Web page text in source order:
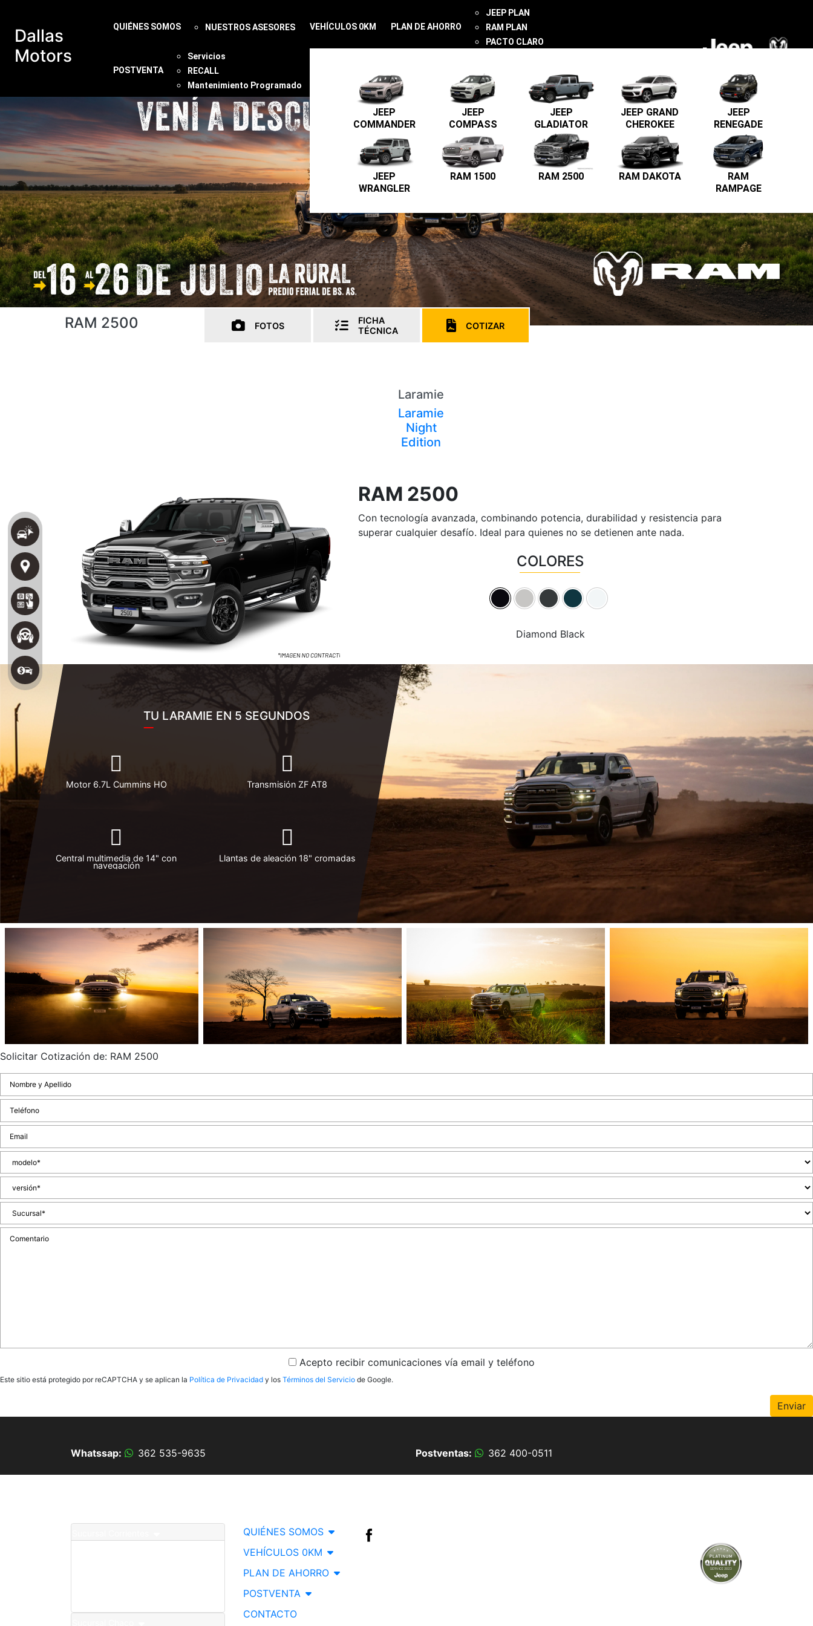
Dallas
Motors
QUIÉNES SOMOS NUESTROS ASESORES VEHÍCULOS 0KM
JEEP
COMMANDER
JEEP
COMPASS
JEEP
GLADIATOR
JEEP GRAND
CHEROKEE
JEEP
RENEGADE
JEEP
WRANGLER
RAM 1500 RAM 2500 RAM DAKOTA
RAM
RAMPAGE
PLAN DE AHORRO
JEEP PLAN
RAM PLAN
PACTO CLARO
POSTVENTA
Servicios
RECALL
Mantenimiento Programado
RAM 2500 FOTOS
FICHA
TÉCNICA
COTIZAR
Laramie
Laramie
Night
Edition
RAM 2500
Con tecnología avanzada, combinando potencia, durabilidad y resistencia para
superar cualquier desafío. Ideal para quienes no se detienen ante nada.
COLORES
Diamond Black
TU LARAMIE EN 5 SEGUNDOS
Motor 6.7L Cummins HO Transmisión ZF AT8
Central multimedia de 14" con
navegación
Llantas de aleación 18" cromadas
Solicitar Cotización de: RAM 2500
Acepto recibir comunicaciones vía email y teléfono
Este sitio está protegido por reCAPTCHA y se aplican la Política de Privacidad y los Términos del Servicio de Google.
Enviar
Whatssap: 362 535-9635 Postventas: 362 400-0511
QUIÉNES SOMOS
VEHÍCULOS 0KM
PLAN DE AHORRO
POSTVENTA
CONTACTO